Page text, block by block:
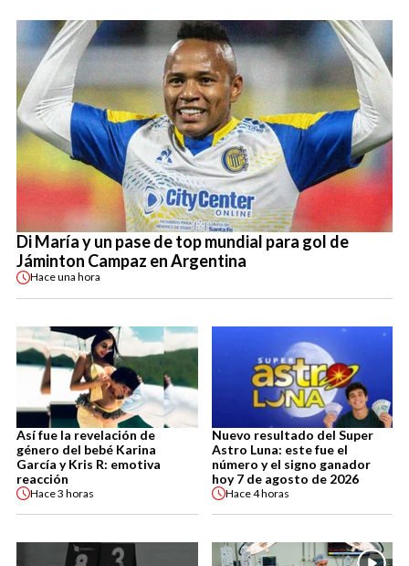
Di María y un pase de top mundial para gol de
Jáminton Campaz en Argentina
Haceuna hora
Así fue la revelación de
género del bebé Karina
García y Kris R: emotiva
reacción
Hace3 horas
Nuevo resultado del Super
Astro Luna: este fue el
número y el signo ganador
hoy 7 de agosto de 2026
Hace4 horas